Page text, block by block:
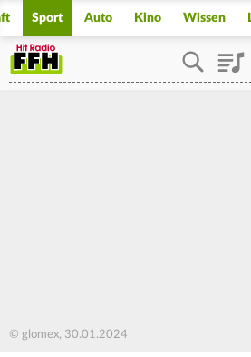
Sport Auto Kino Wissen
© glomex, 30.01.2024